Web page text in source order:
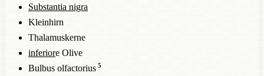
Substantia nigra
Kleinhirn
Thalamuskerne
inferiore Olive
Bulbus olfactorius 5